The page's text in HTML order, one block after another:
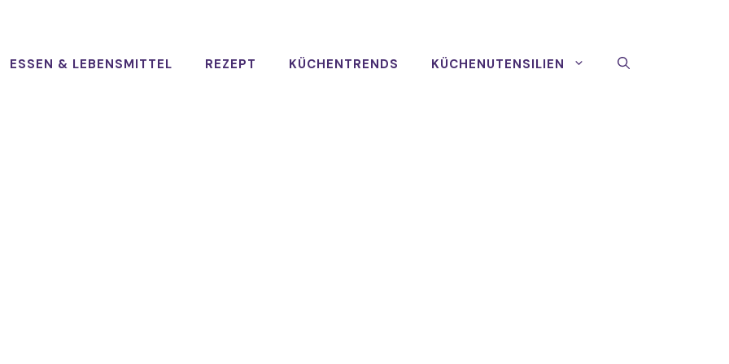
ESSEN & LEBENSMITTEL REZEPT KÜCHENTRENDS KÜCHENUTENSILIEN